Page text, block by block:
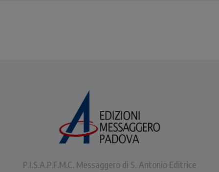
P.I.S.A.P.F.M.C. Messaggero di S. Antonio Editrice